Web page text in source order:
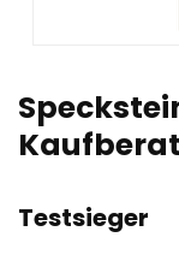
Testsieger